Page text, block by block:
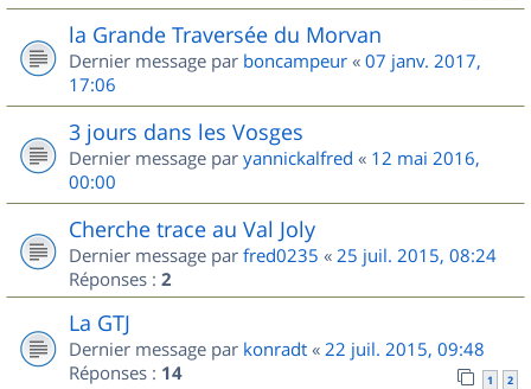
la Grande Traversée du Morvan
Dernier message par boncampeur « 07 janv. 2017,
17:06
3 jours dans les Vosges
Dernier message par yannickalfred « 12 mai 2016,
00:00
Cherche trace au Val Joly
Dernier message par fred0235 « 25 juil. 2015, 08:24
Réponses : 2
La GTJ
Dernier message par konradt « 22 juil. 2015, 09:48
Réponses : 14 1 2